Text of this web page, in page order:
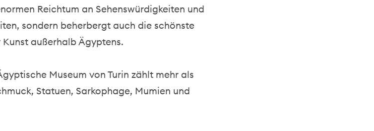
Reichtum an Sehenswürdigkeiten und
sondern beherbergt auch die schönste
außerhalb Ägyptens.
Museum von Turin zählt mehr als
Statuen, Sarkophage, Mumien und